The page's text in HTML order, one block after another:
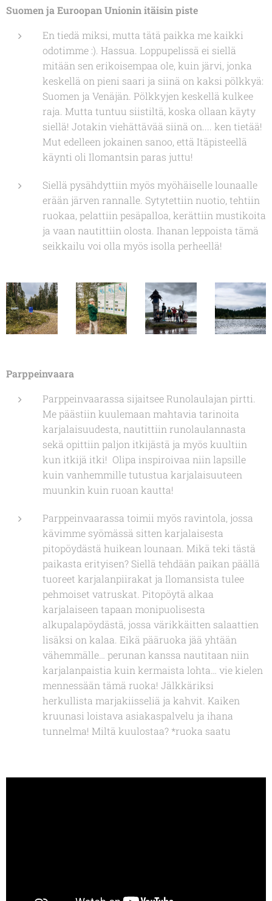
Suomen ja Euroopan Unionin itäisin piste
En tiedä miksi, mutta tätä paikka me kaikki
odotimme :). Hassua. Loppupelissä ei siellä
mitään sen erikoisempaa ole, kuin järvi, jonka
keskellä on pieni saari ja siinä on kaksi pölkkyä:
Suomen ja Venäjän. Pölkkyjen keskellä kulkee
raja. Mutta tuntuu siistiltä, koska ollaan käyty
siellä! Jotakin viehättävää siinä on.... ken tietää!
Mut edelleen jokainen sanoo, että Itäpisteellä
käynti oli Ilomantsin paras juttu!
Siellä pysähdyttiin myös myöhäiselle lounaalle
erään järven rannalle. Sytytettiin nuotio, tehtiin
ruokaa, pelattiin pesäpalloa, kerättiin mustikoita
ja vaan nautittiin olosta. Ihanan leppoista tämä
seikkailu voi olla myös isolla perheellä!
Parppeinvaara
Parppeinvaarassa sijaitsee Runolaulajan pirtti.
Me päästiin kuulemaan mahtavia tarinoita
karjalaisuudesta, nautittiin runolaulannasta
sekä opittiin paljon itkijästä ja myös kuultiin
kun itkijä itki! Olipa inspiroivaa niin lapsille
kuin vanhemmille tutustua karjalaisuuteen
muunkin kuin ruoan kautta!
Parppeinvaarassa toimii myös ravintola, jossa
kävimme syömässä sitten karjalaisesta
pitopöydästä huikean lounaan. Mikä teki tästä
paikasta erityisen? Siellä tehdään paikan päällä
tuoreet karjalanpiirakat ja Ilomansista tulee
pehmoiset vatruskat. Pitopöytä alkaa
karjalaiseen tapaan monipuolisesta
alkupalapöydästä, jossa värikkäitten salaattien
lisäksi on kalaa. Eikä pääruoka jää yhtään
vähemmälle… perunan kanssa nautitaan niin
karjalanpaistia kuin kermaista lohta… vie kielen
mennessään tämä ruoka! Jälkkäriksi
herkullista marjakiisseliä ja kahvit. Kaiken
kruunasi loistava asiakaspalvelu ja ihana
tunnelma! Miltä kuulostaa? *ruoka saatu